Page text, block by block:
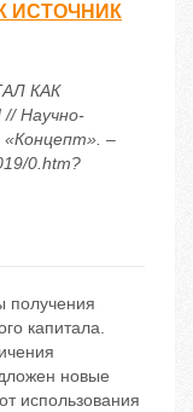
ИСТОЧНИК
КАК
Научно-
«Концепт». –
0.htm?
получения
капитала.
новые
использования